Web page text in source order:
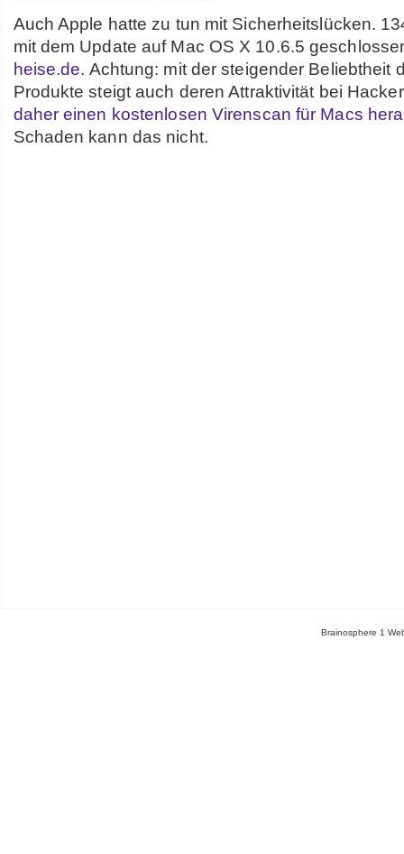
Auch Apple hatte zu tun mit Sicherheitslücken.
mit dem Update auf Mac OS X 10.6.5
heise.de. Achtung: mit der steigender Beliebtheit
Produkte steigt auch deren Attraktivität bei
daher einen kostenlosen Virenscan für Macs
Schaden kann das nicht.
Brainosphere 1